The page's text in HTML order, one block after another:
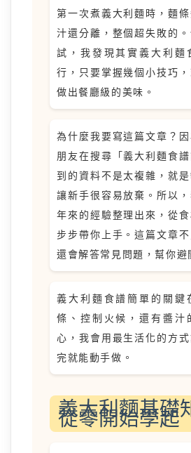
第一次煮義大利麵時，麵
汁還分離，整個超失敗的
試，我發現其實義大利麵
行，只要掌握幾個小技巧
做出餐廳級的美味。
為什麼我要寫這篇文章？
朋友在搜尋「義大利麵食
到的資料不是太複雜，就
讓新手很容易放棄。所以
年來的經驗整理出來，從
步步帶你上手。這篇文章不
還會解答常見問題，幫你避
義大利麵食譜簡單的關鍵
條、控制火候，還有醬汁
心，我會用最生活化的方
完就能動手做。
義大利麵基礎
從零開始學起